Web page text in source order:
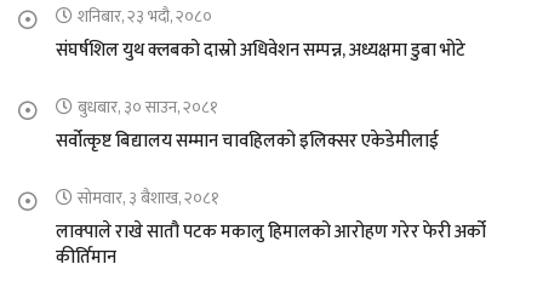
शनिबार, २३ भदौ, २०८०
संघर्षशिल युथ क्लबको दास्रो अधिवेशन सम्पन्न, अध्यक्षमा डुबा भोटे
बुधबार, ३० साउन, २०८१
सर्वोत्कृष्ट बिद्यालय सम्मान चावहिलको इलिक्सर एकेडेमीलाई
सोमवार, ३ बैशाख, २०८१
लाक्पाले राखे सातौ पटक मकालु हिमालको आरोहण गरेर फेरी अर्को
कीर्तिमान